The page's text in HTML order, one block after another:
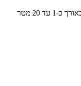
כבל מסך HDMI ל-HDMI התומך 4K 60fps באורך כ-1 עד 20 מטר